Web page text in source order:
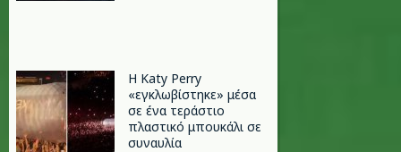
H Katy Perry
«εγκλωβίστηκε» μέσα
σε ένα τεράστιο
πλαστικό μπουκάλι σε
συναυλία